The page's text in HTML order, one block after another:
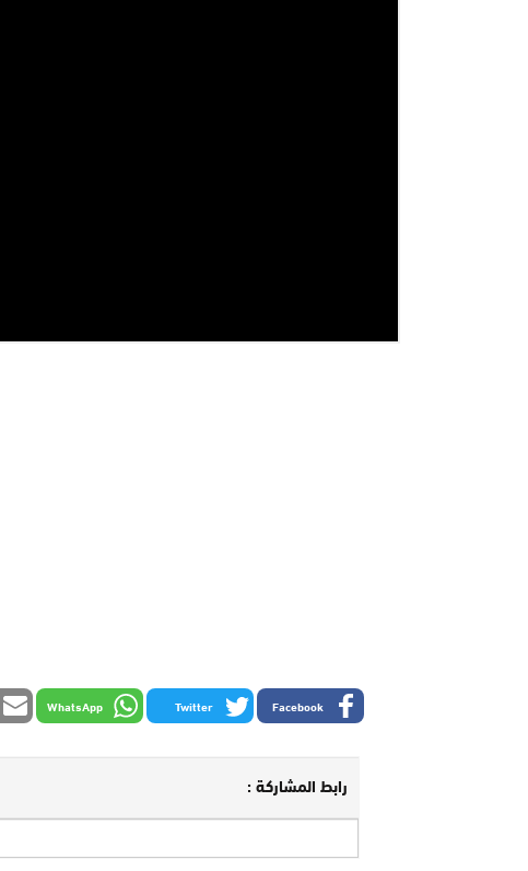
Facebook
Twitter
WhatsApp
رابط المشاركة :